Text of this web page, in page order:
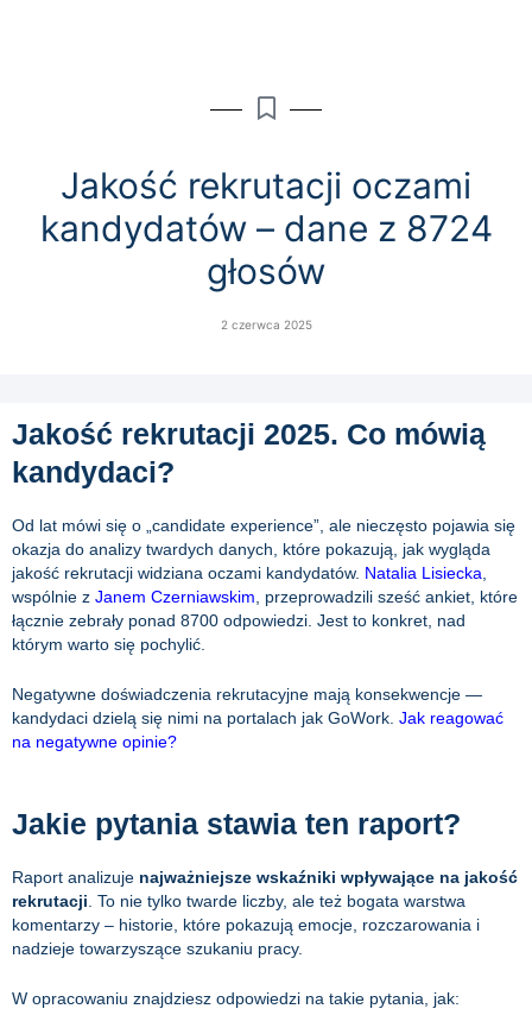
Jakość rekrutacji oczami
kandydatów – dane z 8724
głosów
2 czerwca 2025
Jakość rekrutacji 2025. Co mówią
kandydaci?
Od lat mówi się o „candidate experience”, ale nieczęsto pojawia się
okazja do analizy twardych danych, które pokazują, jak wygląda
jakość rekrutacji widziana oczami kandydatów. Natalia Lisiecka,
wspólnie z Janem Czerniawskim, przeprowadzili sześć ankiet, które
łącznie zebrały ponad 8700 odpowiedzi. Jest to konkret, nad
którym warto się pochylić.
Negatywne doświadczenia rekrutacyjne mają konsekwencje —
kandydaci dzielą się nimi na portalach jak GoWork. Jak reagować
na negatywne opinie?
Jakie pytania stawia ten raport?
Raport analizuje najważniejsze wskaźniki wpływające na jakość
rekrutacji . To nie tylko twarde liczby, ale też bogata warstwa
komentarzy – historie, które pokazują emocje, rozczarowania i
nadzieje towarzyszące szukaniu pracy.
W opracowaniu znajdziesz odpowiedzi na takie pytania, jak: